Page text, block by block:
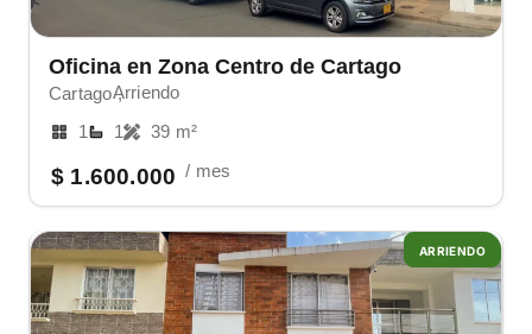
Oficina en Zona Centro de Cartago
Cartago ,Arriendo
1
1 39 m²
$ 1.600.000 / mes
ARRIENDO